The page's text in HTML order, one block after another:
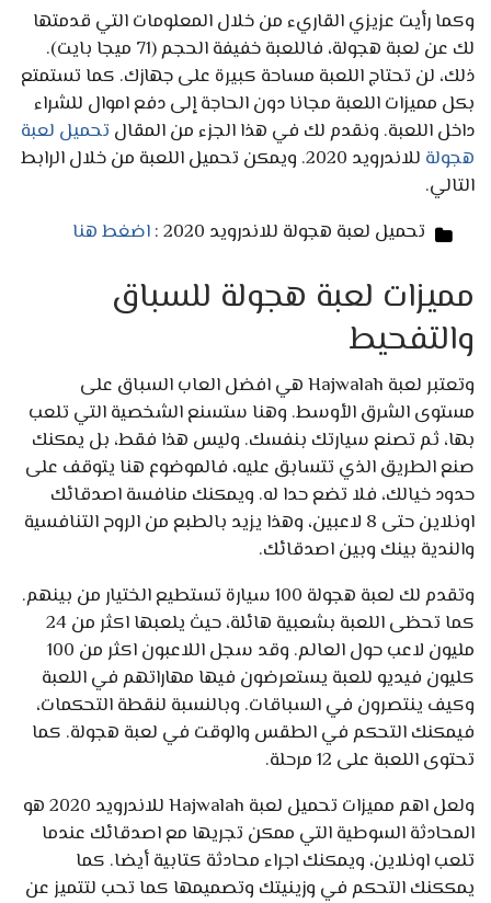
وكما رأيت عزيزي القاريء من خلال المعلومات التي قدمتها
لك عن لعبة هجولة، فاللعبة خفيفة الحجم (71 ميجا بايت).
ذلك، لن تحتاج اللعبة مساحة كبيرة على جهازك. كما تستمتع
بكل مميزات اللعبة مجانا دون الحاجة إلى دفع اموال للشراء
داخل اللعبة. ونقدم لك في هذا الجزء من المقال تحميل لعبة
هجولة
للاندرويد 2020. ويمكن تحميل اللعبة من خلال الرابط
التالي.
تحميل لعبة هجولة للاندرويد 2020 :
اضغط هنا
مميزات لعبة هجولة للسباق
والتفحيط
وتعتبر لعبة Hajwalah هي افضل العاب السباق على
مستوى الشرق الأوسط. وهنا ستسنع الشخصية التي تلعب
بها، ثم تصنع سيارتك بنفسك. وليس هذا فقط، بل يمكنك
صنع الطريق الذي تتسابق عليه، فالموضوع هنا يتوقف على
حدود خيالك، فلا تضع حدا له. ويمكنك منافسة اصدقائك
اونلاين حتى 8 لاعبين، وهذا يزيد بالطبع من الروح التنافسية
والندية بينك وبين اصدقائك.
وتقدم لك لعبة هجولة 100 سيارة تستطيع الختيار من بينهم.
كما تحظى اللعبة بشعبية هائلة، حيث يلعبها اكثر من 24
مليون لاعب حول العالم. وقد سجل اللاعبون اكثر من 100
كليون فيديو للعبة يستعرضون فيها مهاراتهم في اللعبة
وكيف ينتصرون في السباقات. وبالنسبة لنقطة التحكمات،
فيمكنك التحكم في الطقس والوقت في لعبة هجولة. كما
تحتوى اللعبة على 12 مرحلة.
ولعل اهم مميزات تحميل لعبة Hajwalah للاندرويد 2020 هو
المحادثة السوطية التي ممكن تجريها مع اصدقائك عندما
تلعب اونلاين، ويمكنك اجراء محادثة كتابية أيضا. كما
يمككنك التحكم في وزينيتك وتصميمها كما تحب لتتميز عن